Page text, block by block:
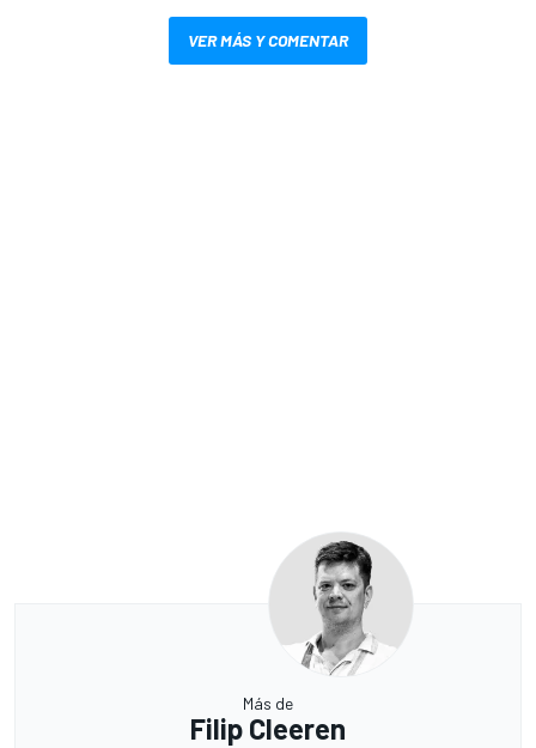
VER MÁS Y COMENTAR
Más de
Filip Cleeren